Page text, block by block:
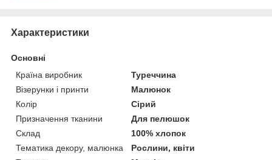
Характеристики
Основні
Країна виробник
Туреччина
Візерунки і принти
Малюнок
Колір
Сірий
Призначення тканини
Для пелюшок
Склад
100% хлопок
Тематика декору, малюнка
Рослини, квіти